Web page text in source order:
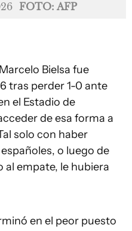
FOTO: AFP
Bielsa fue
tras perder 1-0 ante
el Estadio de
de esa forma a
solo con haber
o luego de
al empate, le hubiera
en el peor puesto